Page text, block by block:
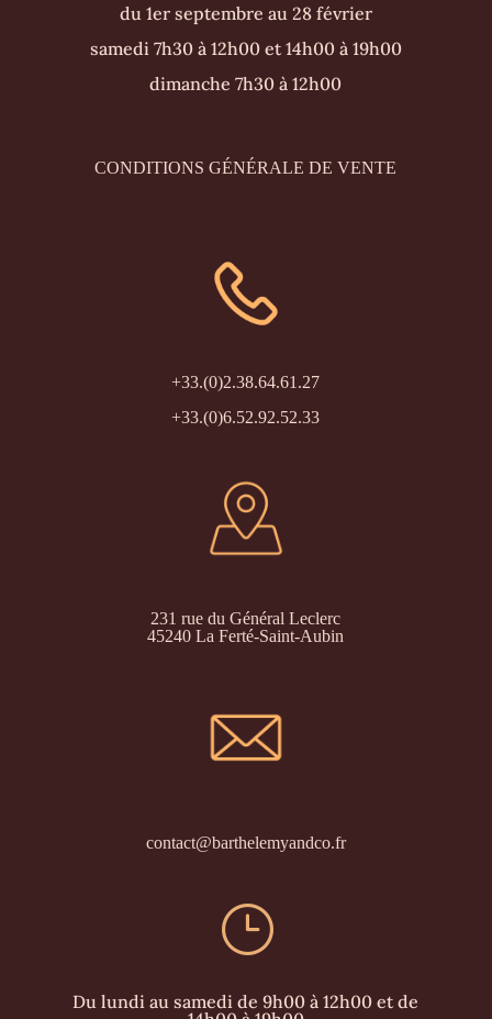
du 1er septembre au 28 février
samedi 7h30 à 12h00 et 14h00 à 19h00
dimanche 7h30 à 12h00
CONDITIONS GÉNÉRALE DE VENTE
+33.(0)2.38.64.61.27
+33.(0)6.52.92.52.33
231 rue du Général Leclerc
45240 La Ferté-Saint-Aubin
contact@barthelemyandco.fr
}
Du lundi au samedi de 9h00 à 12h00 et de